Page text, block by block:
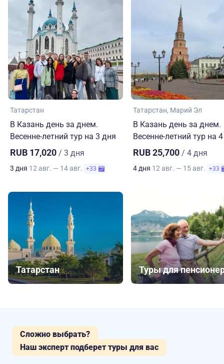
Татарстан
В Казань день за днем.
Весенне-летний тур на 3 дня
RUB 17,020 / 3 дня
3 дня 12 авг. — 14 авг. +33
Татарстан Марий Эл
В Казань день за днем.
Весенне-летний тур на
RUB 25,700 / 4 дня
4 дня 12 авг. — 15 авг. +33
Татарстан Туры для
Сложно выбрать?
Наш эксперт подберет туры для вас